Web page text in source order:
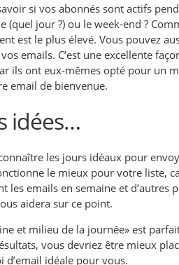
si vos abonnés sont actifs
(quel jour ?) ou le week-end ?
est le plus élevé. Vous pouvez
emails. C’est une excellente
ils ont eux-mêmes opté pour un
email de bienvenue.
idées…
les jours idéaux pour
le mieux pour votre liste,
les emails en semaine et
aidera sur ce point.
et milieu de la journée» est
vous devriez être mieux
d’email idéale pour vous.